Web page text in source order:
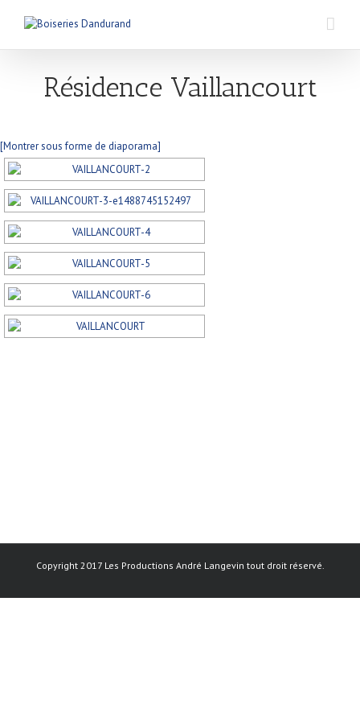
Résidence Vaillancourt
[Montrer sous forme de diaporama]
Copyright 2017 Les Productions André Langevin tout droit réservé.